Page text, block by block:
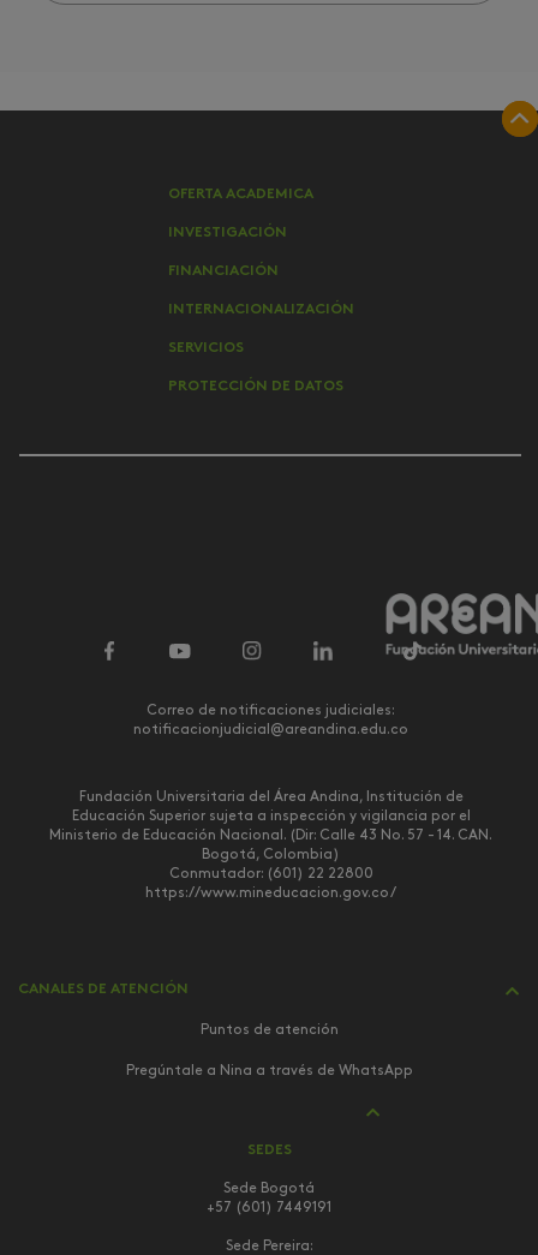
OFERTA ACADEMICA
INVESTIGACIÓN
FINANCIACIÓN
INTERNACIONALIZACIÓN
SERVICIOS
PROTECCIÓN DE DATOS
Correo de notificaciones judiciales:
notificacionjudicial@areandina.edu.co
Fundación Universitaria del Área Andina, Institución de
Educación Superior sujeta a inspección y vigilancia por el
Ministerio de Educación Nacional. (Dir: Calle 43 No. 57 - 14. CAN.
Bogotá, Colombia)
Conmutador: (601) 22 22800
https://www.mineducacion.gov.co/
CANALES DE ATENCIÓN
Puntos de atención
Pregúntale a Nina a través de WhatsApp
SEDES
Sede Bogotá
+57 (601) 7449191
Sede Pereira: